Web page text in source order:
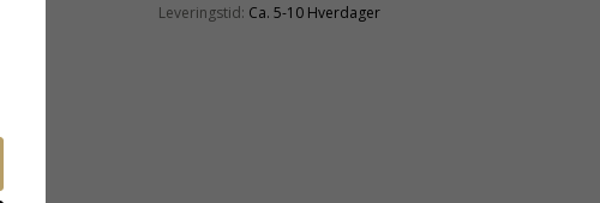
Leveringstid: Ca. 5-10 Hverdager